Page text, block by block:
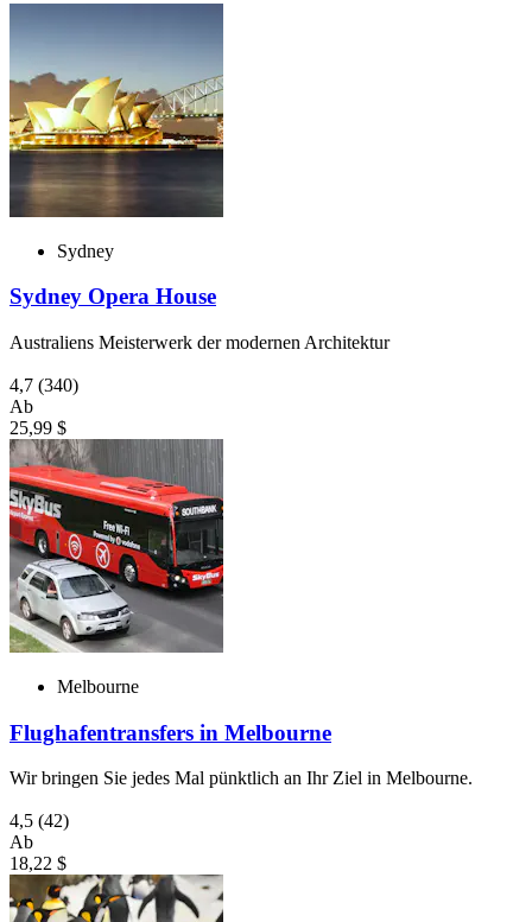
Sydney
Sydney Opera House
Australiens Meisterwerk der modernen Architektur
4,7 (340)
Ab
25,99 $
Melbourne
Flughafentransfers in Melbourne
Wir bringen Sie jedes Mal pünktlich an Ihr Ziel in Melbourne.
4,5 (42)
Ab
18,22 $